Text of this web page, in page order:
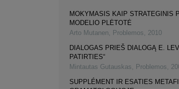
MOKYMASIS KAIP STRATEGINIS
MODELIO PLĖTOTĖ
Arto Mutanen, Problemos, 2010
DIALOGAS PRIEŠ DIALOGĄ E.
PATIRTIES“
Mintautas Gutauskas, Problemos,
SUPPLÉMENT IR ESATIES